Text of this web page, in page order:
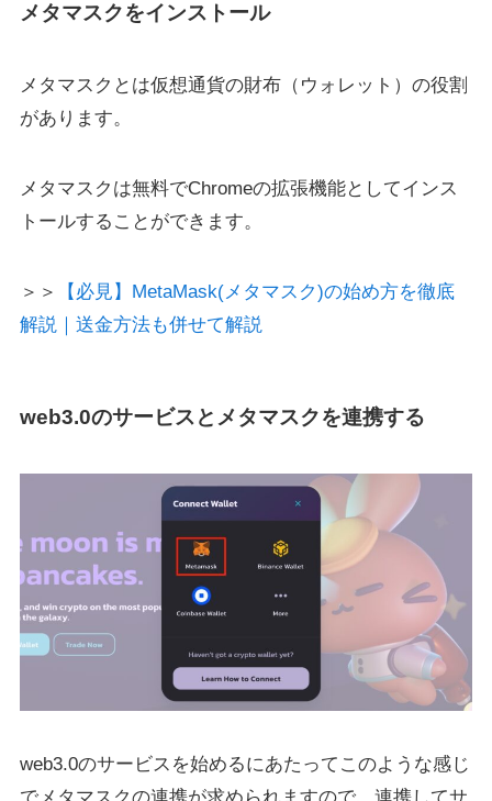
メタマスクをインストール
メタマスクとは仮想通貨の財布（ウォレット）の役割
があります。
メタマスクは無料でChromeの拡張機能としてインス
トールすることができます。
＞＞
【必見】MetaMask(メタマスク)の始め方を徹底
解説｜送金方法も併せて解説
web3.0のサービスとメタマスクを連携する
web3.0のサービスを始めるにあたってこのような感じ